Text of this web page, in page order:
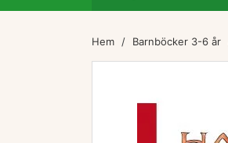
Hem Barnböcker 3-6 år